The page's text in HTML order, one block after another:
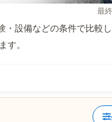
最
設備などの条件で比較
す。